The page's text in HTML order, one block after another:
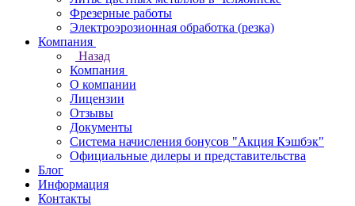
Фрезерные работы
Электроэрозионная обработка (резка)
Компания
Назад
Компания
О компании
Лицензии
Отзывы
Документы
Система начисления бонусов "Акция Кэшбэк"
Официальные дилеры и представительства
Блог
Информация
Контакты